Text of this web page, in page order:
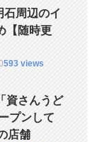
石周辺のイ
【随時更
593 views
資さんうど
プンして
店舗